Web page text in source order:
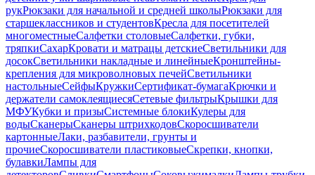
рукРюкзаки для начальной и средней школыРюкзаки для
старшеклассников и студентовКресла для посетителей
многоместныеСалфетки столовыеСалфетки, губки,
тряпкиСахарКровати и матрацы детскиеСветильники для
досокСветильники накладные и линейныеКронштейны-
крепления для микроволновых печейСветильники
настольныеСейфыКружкиСертификат-бумагаКрючки и
держатели самоклеящиесяСетевые фильтрыКрышки для
МФУКубки и призыСистемные блокиКулеры для
водыСканерыСканеры штрихкодовСкоросшиватели
картонныеЛаки, разбавители, грунты и
прочиеСкоросшиватели пластиковыеСкрепки, кнопки,
булавкиЛампы для